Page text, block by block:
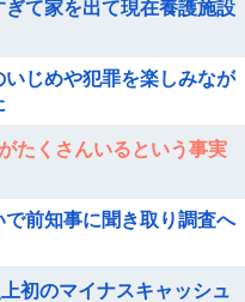
て家を出て現在養護施設
じめや犯罪を楽しみなが
たくさんいるという事実
前知事に聞き取り調査へ
初のマイナスキャッシュ